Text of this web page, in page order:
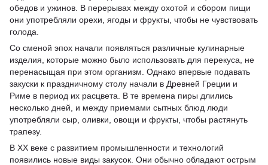
обедов и ужинов. В перерывах между охотой и сбором пищи
они употребляли орехи, ягоды и фрукты, чтобы не чувствовать
голода.
Со сменой эпох начали появляться различные кулинарные
изделия, которые можно было использовать для перекуса, не
перенасыщая при этом организм. Однако впервые подавать
закуски к праздничному столу начали в Древней Греции и
Риме в период их расцвета. В те времена пиры длились
несколько дней, и между приемами сытных блюд люди
употребляли сыр, оливки, овощи и фрукты, чтобы растянуть
трапезу.
В XX веке с развитием промышленности и технологий
появились новые виды закусок. Они обычно обладают острым